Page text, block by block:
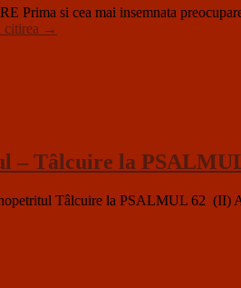
si cea mai insemnata
citirea →
– Tâlcuire la
Tâlcuire la PSALMUL 62 (II) Al